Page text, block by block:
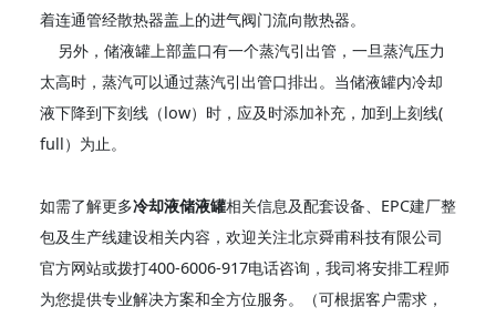
着连通管经散热器盖上的进气阀门流向散热器。
另外，储液罐上部盖口有一个蒸汽引出管，一旦蒸汽压力
太高时，蒸汽可以通过蒸汽引出管口排出。当储液罐内冷却
液下降到下刻线（low）时，应及时添加补充，加到上刻线(
full）为止。
如需了解更多冷却液储液罐相关信息及配套设备、EPC建厂整
包及生产线建设相关内容，欢迎关注北京舜甫科技有限公司
官方网站或拨打400-6006-917电话咨询，我司将安排工程师
为您提供专业解决方案和全方位服务。（可根据客户需求，